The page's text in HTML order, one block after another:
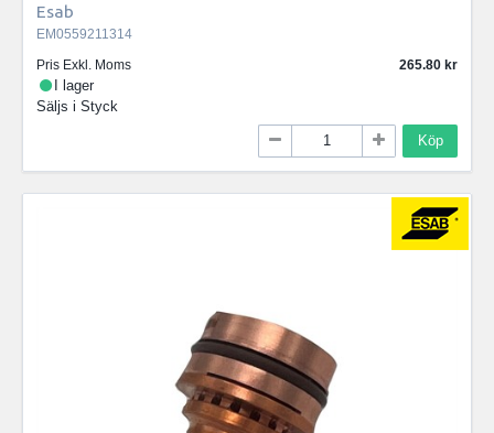
Esab
EM0559211314
Pris Exkl. Moms
265.80
I lager
Säljs i Styck
Köp